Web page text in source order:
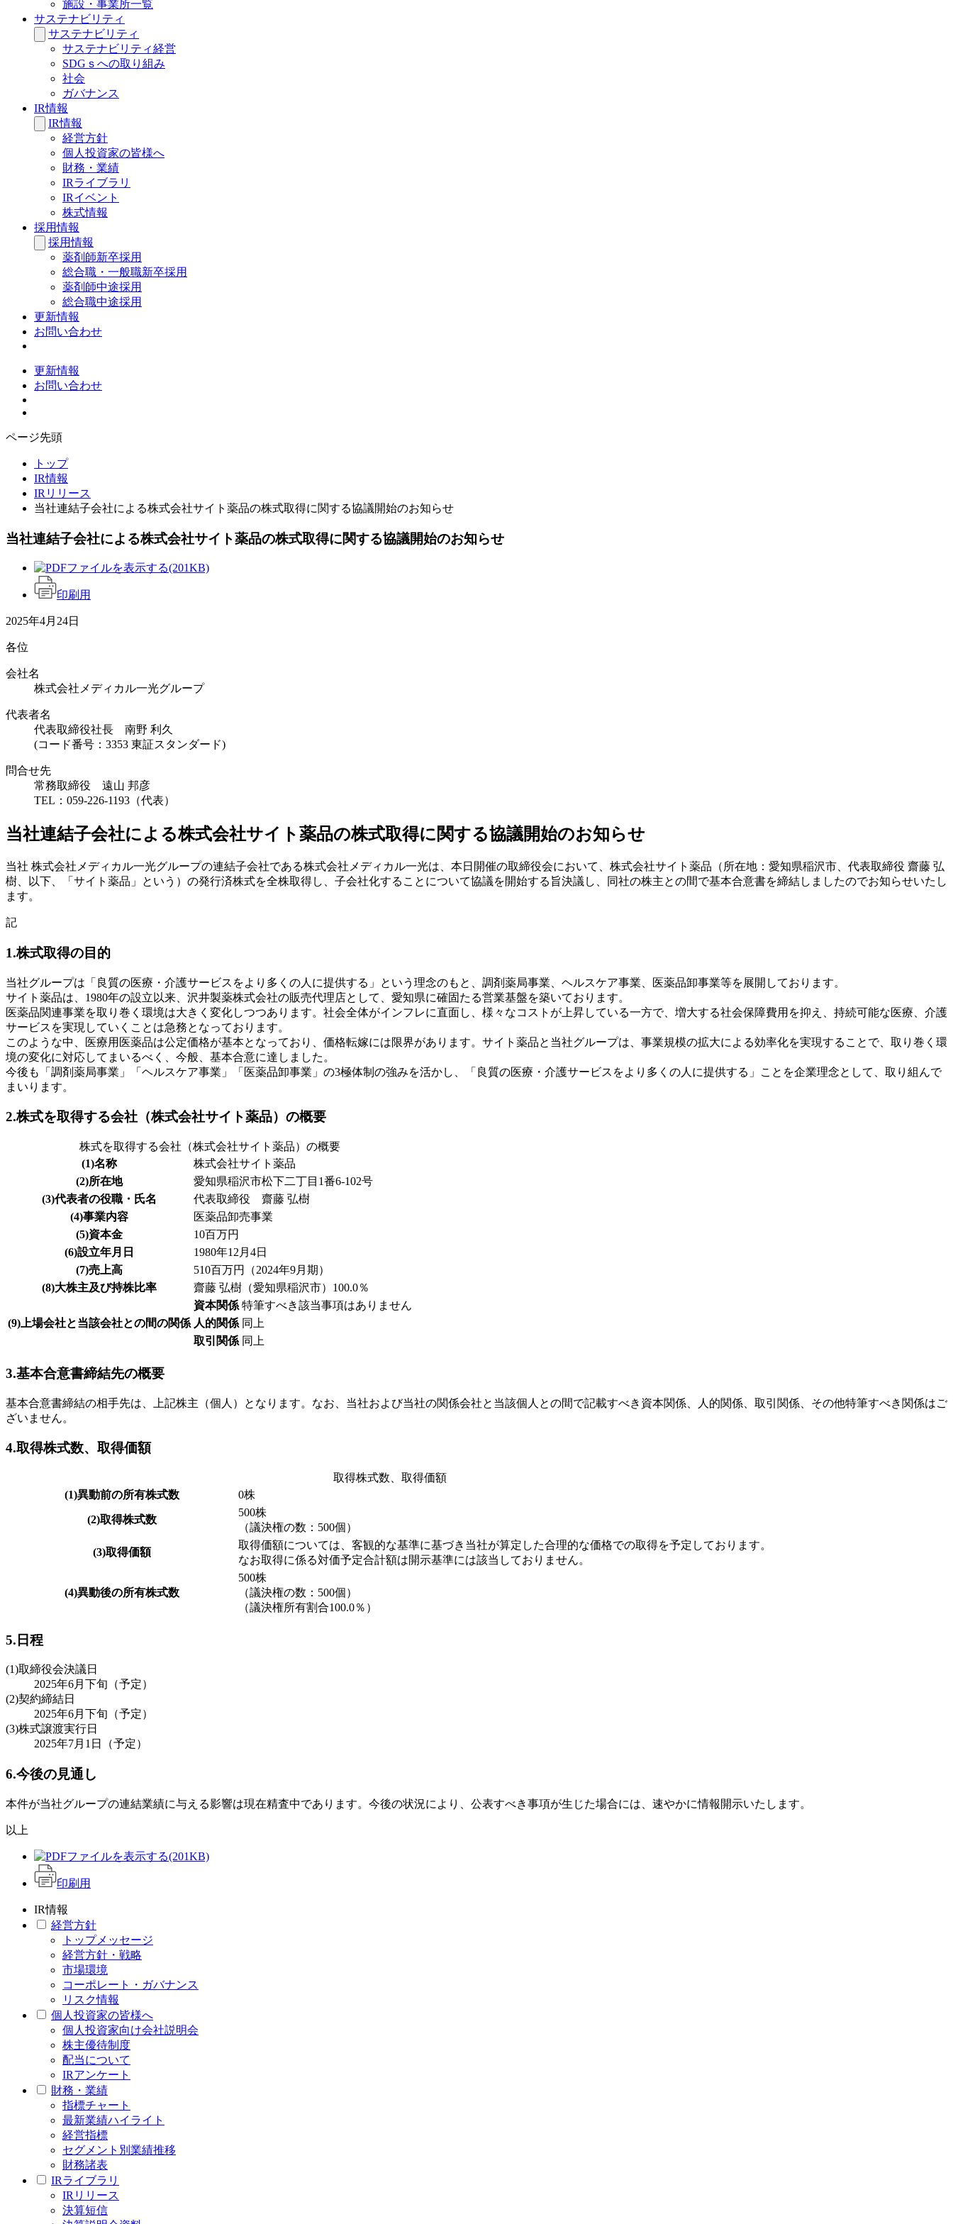
施設・事業所一覧
サステナビリティ
サステナビリティ
サステナビリティ経営
SDGｓへの取り組み
社会
ガバナンス
IR情報
IR情報
経営方針
個人投資家の皆様へ
財務・業績
IRライブラリ
IRイベント
株式情報
採用情報
採用情報
薬剤師新卒採用
総合職・一般職新卒採用
薬剤師中途採用
総合職中途採用
更新情報
お問い合わせ
更新情報
お問い合わせ
ページ先頭
トップ
IR情報
IRリリース
当社連結子会社による株式会社サイト薬品の株式取得に関する協議開始のお知らせ
当社連結子会社による株式会社サイト薬品の株式取得に関する協議開始のお知らせ
(201KB)
印刷用
2025年4月24日
各位
会社名
株式会社メディカル一光グループ
代表者名
代表取締役社長 南野 利久
(コード番号：3353 東証スタンダード)
問合せ先
常務取締役 遠山 邦彦
TEL：059-226-1193（代表）
当社連結子会社による株式会社サイト薬品の株式取得に関する協議開始のお知らせ
当社 株式会社メディカル一光グループの連結子会社である株式会社メディカル一光は、本日開催の取締役会において、株式会社サイト薬品（所在地：愛知県稲沢市、代表取締役 齋藤 弘
樹、以下、「サイト薬品」という）の発行済株式を全株取得し、子会社化することについて協議を開始する旨決議し、同社の株主との間で基本合意書を締結しましたのでお知らせいたし
ます。
記
1.株式取得の目的
当社グループは「良質の医療・介護サービスをより多くの人に提供する」という理念のもと、調剤薬局事業、ヘルスケア事業、医薬品卸事業等を展開しております。
サイト薬品は、1980年の設立以来、沢井製薬株式会社の販売代理店として、愛知県に確固たる営業基盤を築いております。
医薬品関連事業を取り巻く環境は大きく変化しつつあります。社会全体がインフレに直面し、様々なコストが上昇している一方で、増大する社会保障費用を抑え、持続可能な医療、介護
サービスを実現していくことは急務となっております。
このような中、医療用医薬品は公定価格が基本となっており、価格転嫁には限界があります。サイト薬品と当社グループは、事業規模の拡大による効率化を実現することで、取り巻く環
境の変化に対応してまいるべく、今般、基本合意に達しました。
今後も「調剤薬局事業」「ヘルスケア事業」「医薬品卸事業」の3極体制の強みを活かし、「良質の医療・介護サービスをより多くの人に提供する」ことを企業理念として、取り組んで
まいります。
2.株式を取得する会社（株式会社サイト薬品）の概要
株式を取得する会社（株式会社サイト薬品）の概要
(1)名称
株式会社サイト薬品
(2)所在地
愛知県稲沢市松下二丁目1番6-102号
(3)代表者の役職・氏名
代表取締役 齋藤 弘樹
(4)事業内容
医薬品卸売事業
(5)資本金
10百万円
(6)設立年月日
1980年12月4日
(7)売上高
510百万円（2024年9月期）
(8)大株主及び持株比率
齋藤 弘樹（愛知県稲沢市）100.0％
(9)上場会社と当該会社との間の関係
資本関係 特筆すべき該当事項はありません
人的関係 同上
取引関係 同上
3.基本合意書締結先の概要
基本合意書締結の相手先は、上記株主（個人）となります。なお、当社および当社の関係会社と当該個人との間で記載すべき資本関係、人的関係、取引関係、その他特筆すべき関係はご
ざいません。
4.取得株式数、取得価額
取得株式数、取得価額
(1)異動前の所有株式数
0株
(2)取得株式数
500株
（議決権の数：500個）
(3)取得価額
取得価額については、客観的な基準に基づき当社が算定した合理的な価格での取得を予定しております。
なお取得に係る対価予定合計額は開示基準には該当しておりません。
(4)異動後の所有株式数
500株
（議決権の数：500個）
（議決権所有割合100.0％）
5.日程
(1)取締役会決議日
2025年6月下旬（予定）
(2)契約締結日
2025年6月下旬（予定）
(3)株式譲渡実行日
2025年7月1日（予定）
6.今後の見通し
本件が当社グループの連結業績に与える影響は現在精査中であります。今後の状況により、公表すべき事項が生じた場合には、速やかに情報開示いたします。
以上
(201KB)
印刷用
IR情報
経営方針
トップメッセージ
経営方針・戦略
市場環境
コーポレート・ガバナンス
リスク情報
個人投資家の皆様へ
個人投資家向け会社説明会
株主優待制度
配当について
IRアンケート
財務・業績
指標チャート
最新業績ハイライト
経営指標
セグメント別業績推移
財務諸表
IRライブラリ
IRリリース
決算短信